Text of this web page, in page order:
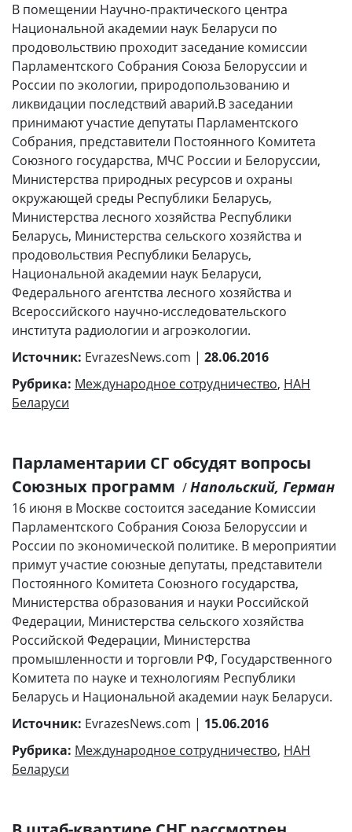
В помещении Научно-практического центра
Национальной академии наук Беларуси по
продовольствию проходит заседание комиссии
Парламентского Собрания Союза Белоруссии и
России по экологии, природопользованию и
ликвидации последствий аварий.В заседании
принимают участие депутаты Парламентского
Собрания, представители Постоянного Комитета
Союзного государства, МЧС России и Белоруссии,
Министерства природных ресурсов и охраны
окружающей среды Республики Беларусь,
Министерства лесного хозяйства Республики
Беларусь, Министерства сельского хозяйства и
продовольствия Республики Беларусь,
Национальной академии наук Беларуси,
Федерального агентства лесного хозяйства и
Всероссийского научно-исследовательского
института радиологии и агроэкологии.
Источник: EvrazesNews.com | 28.06.2016
Рубрика: Международное сотрудничество, НАН
Беларуси
Парламентарии СГ обсудят вопросы
Союзных программ /Напольский, Герман
16 июня в Москве состоится заседание Комиссии
Парламентского Собрания Союза Белоруссии и
России по экономической политике. В мероприятии
примут участие союзные депутаты, представители
Постоянного Комитета Союзного государства,
Министерства образования и науки Российской
Федерации, Министерства сельского хозяйства
Российской Федерации, Министерства
промышленности и торговли РФ, Государственного
Комитета по науке и технологиям Республики
Беларусь и Национальной академии наук Беларуси.
Источник: EvrazesNews.com | 15.06.2016
Рубрика: Международное сотрудничество, НАН
Беларуси